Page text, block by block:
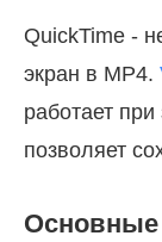
QuickTime -
экран в MP4.
работает
позволяет
Основные